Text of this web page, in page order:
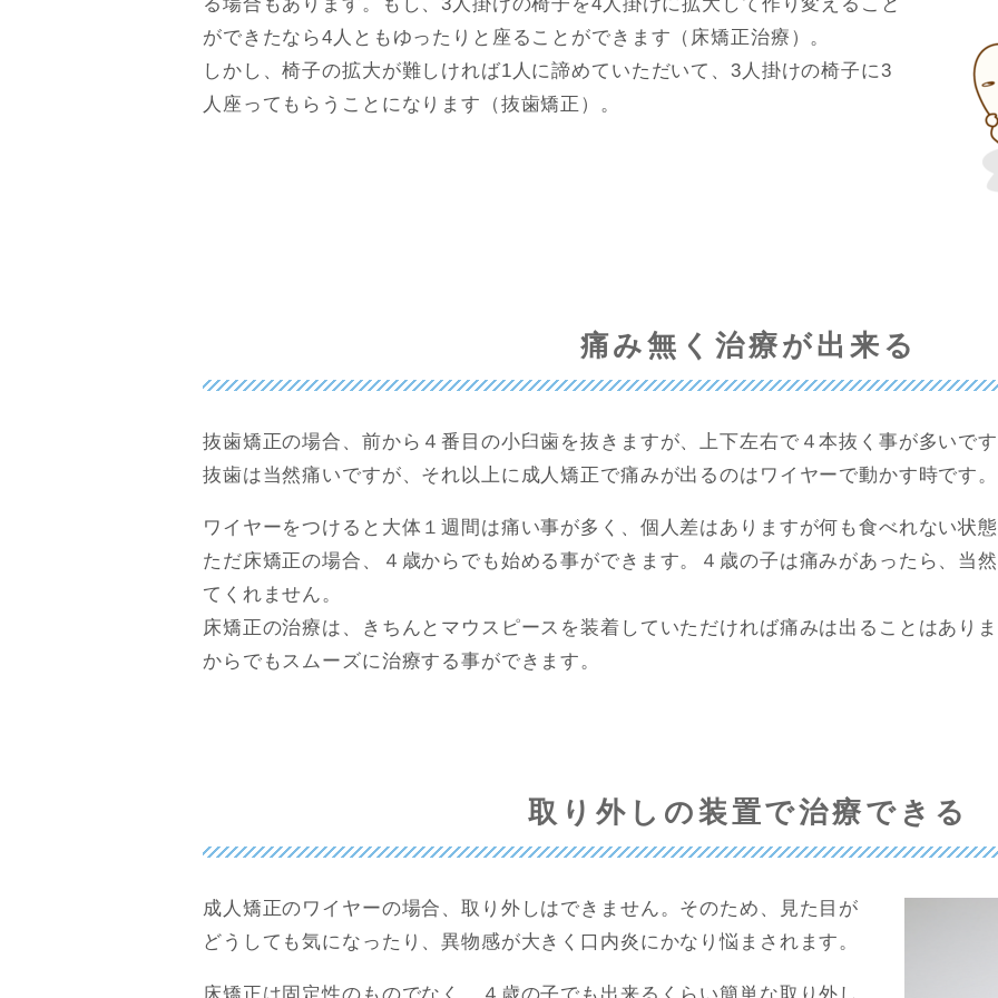
ができたなら4人ともゆったりと座ることができます（床矯正治療）。
しかし、椅子の拡大が難しければ1人に諦めていただいて、3人掛けの椅子に3
人座ってもらうことになります（抜歯矯正）。
痛み無く治療が出来る
抜歯矯正の場合、前から４番目の小臼歯を抜きますが、上下左右で４本抜く事が多いで
抜歯は当然痛いですが、それ以上に成人矯正で痛みが出るのはワイヤーで動かす時です。
ワイヤーをつけると大体１週間は痛い事が多く、個人差はありますが何も食べれない状
ただ床矯正の場合、４歳からでも始める事ができます。４歳の子は痛みがあったら、当
てくれません。
床矯正の治療は、きちんとマウスピースを装着していただければ痛みは出ることはあり
からでもスムーズに治療する事ができます。
取り外しの装置で治療できる
成人矯正のワイヤーの場合、取り外しはできません。そのため、見た目が
どうしても気になったり、異物感が大きく口内炎にかなり悩まされます。